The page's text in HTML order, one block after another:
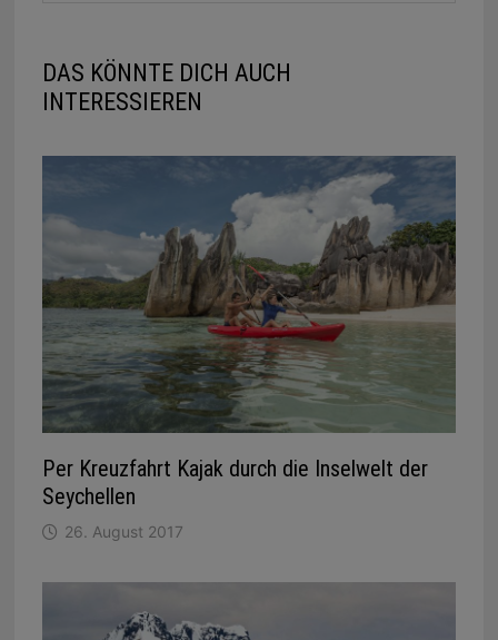
DAS KÖNNTE DICH AUCH
INTERESSIEREN
Per Kreuzfahrt Kajak durch die Inselwelt der
Seychellen
26. August 2017